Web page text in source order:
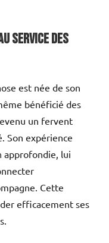
Service des
est née de son
bénéficié des
un fervent
Son expérience
approfondie, lui
Cette
efficacement ses